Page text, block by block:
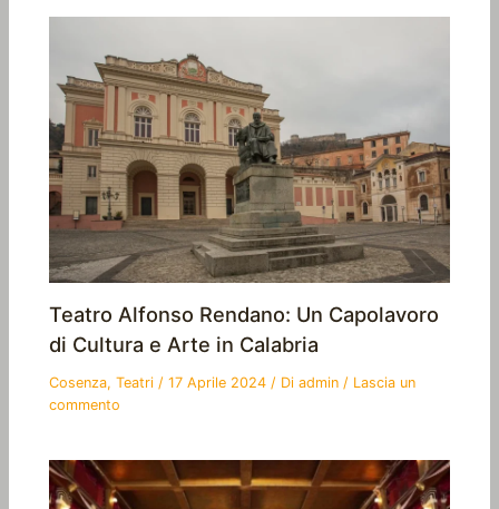
Teatro Alfonso Rendano: Un Capolavoro
di Cultura e Arte in Calabria
Cosenza,Teatri /17 Aprile 2024 / Diadmin / Lascia un
commento